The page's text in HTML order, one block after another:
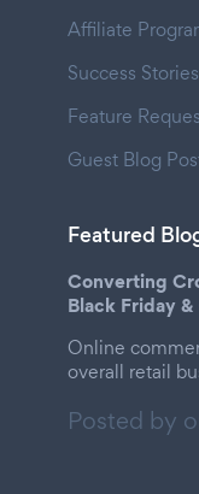
Affiliate
Success Stories
Feature
Guest Blog
Featured
Converting
Black Friday
Online
overall retail
Posted by